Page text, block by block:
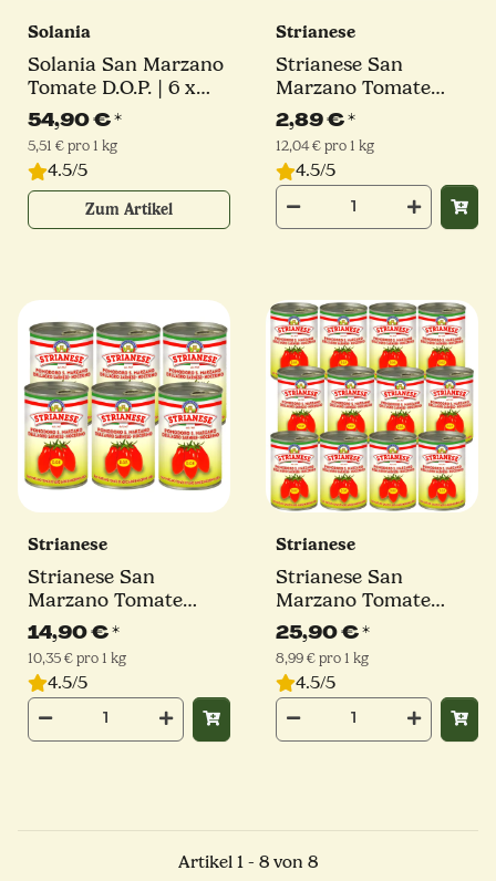
Solania
Solania San Marzano
Tomate D.O.P. | 6 x
2550g
54,90 €*
5,51 € pro 1 kg
4.5/5
Zum Artikel
Strianese
Strianese San
Marzano Tomate
D.O.P. | 400g
2,89 €*
12,04 € pro 1 kg
4.5/5
Strianese
Strianese San
Marzano Tomate
D.O.P. | 6 x 400g
14,90 €*
10,35 € pro 1 kg
4.5/5
Strianese
Strianese San
Marzano Tomate
D.O.P. | 12 x 400g
25,90 €*
8,99 € pro 1 kg
4.5/5
Artikel 1 - 8 von 8